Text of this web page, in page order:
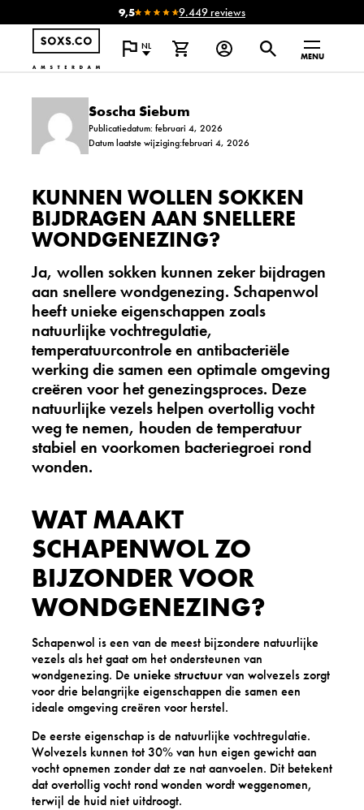
9,5 9.449 reviews
NL
MENU
Soscha Siebum
Publicatiedatum: februari 4, 2026
Datum laatste wijziging:februari 4, 2026
KUNNEN WOLLEN SOKKEN
BIJDRAGEN AAN SNELLERE
WONDGENEZING?
Ja, wollen sokken kunnen zeker bijdragen
aan snellere wondgenezing. Schapenwol
heeft unieke eigenschappen zoals
natuurlijke vochtregulatie,
temperatuurcontrole en antibacteriële
werking die samen een optimale omgeving
creëren voor het genezingsproces. Deze
natuurlijke vezels helpen overtollig vocht
weg te nemen, houden de temperatuur
stabiel en voorkomen bacteriegroei rond
wonden.
WAT MAAKT
SCHAPENWOL ZO
BIJZONDER VOOR
WONDGENEZING?
Schapenwol is een van de meest bijzondere natuurlijke
vezels als het gaat om het ondersteunen van
wondgenezing. De unieke structuurvan wolvezels zorgt
voor drie belangrijke eigenschappen die samen een
ideale omgeving creëren voor herstel.
De eerste eigenschap is de natuurlijke vochtregulatie.
Wolvezels kunnen tot 30% van hun eigen gewicht aan
vocht opnemen zonder dat ze nat aanvoelen. Dit betekent
dat overtollig vocht rond wonden wordt weggenomen,
terwijl de huid niet uitdroogt.